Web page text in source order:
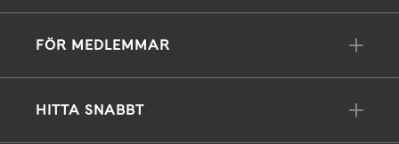
FÖR MEDLEMMAR
HITTA SNABBT